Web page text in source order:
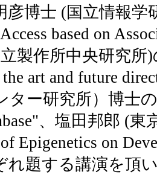
彦博士 (国立情報学
based on
製作所中央研究所
art and future
ター研究所）博士
、塩田邦郎 (東
Epigenetics on
れ題する講演を頂